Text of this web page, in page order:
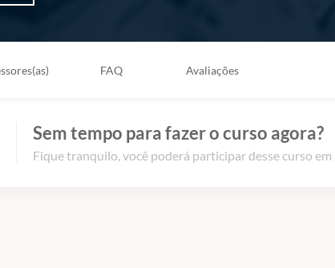
FAQ Avaliações
Sem tempo para fazer o curso agora?
Fique tranquilo, você poderá participar desse curso em